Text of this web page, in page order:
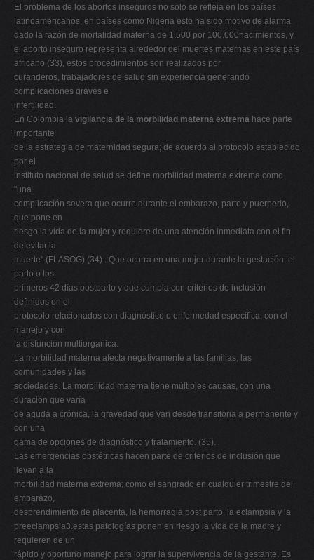
El problema de los abortos inseguros no solo se refleja en los países
latinoamericanos, en países como Nigeria esto ha sido motivo de alarma
dado la razón de mortalidad materna de 1.500 por 100.000nacimientos, y
el aborto inseguro representa alrededor del muertes maternas en este país
africano (33), estos procedimientos son realizados por
curanderos, trabajadores de salud sin experiencia generando
complicaciones graves e
infertilidad.
En Colombia la vigilancia de la morbilidad materna extrema hace parte
importante
de la estrategia de maternidad segura; de acuerdo al protocolo establecido
por el
instituto nacional de salud se define morbilidad materna extrema como
"una
complicación severa que ocurre durante el embarazo, parto y puerperio,
que pone en
riesgo la vida de la mujer y requiere de una atención inmediata con el fin
de evitar la
muerte".(FLASOG) (34) . Que ocurra en una mujer durante la gestación, el
parto o los
primeros 42 días postparto y que cumpla con criterios de inclusión
definidos en el
protocolo relacionados con diagnóstico o enfermedad específica, con el
manejo y con
la disfunción multiorganica.
La morbilidad materna afecta negativamente a las familias, las
comunidades y las
sociedades. La morbilidad materna tiene múltiples causas, con una
duración que varía
de aguda a crónica, la gravedad que van desde transitoria a permanente y
con una
gama de opciones de diagnóstico y tratamiento. (35).
Las emergencias obstétricas hacen parte de criterios de inclusión que
llevan a la
morbilidad materna extrema; como el sangrado en cualquier trimestre del
embarazo,
desprendimiento de placenta, la hemorragia post parto, la eclampsia y la
preeclampsia3.estas patologías ponen en riesgo la vida de la madre y
requieren de un
rápido y oportuno manejo para lograr la supervivencia de la gestante. Es